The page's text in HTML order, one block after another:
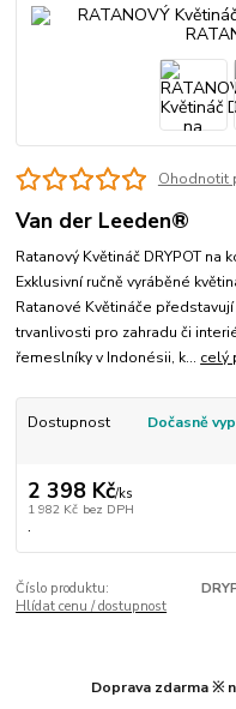
Ohodnotit
Van der Leeden®
Ratanový Květináč DRYPOT na
Exklusivní ručně vyráběné
Ratanové Květináče
trvanlivosti pro zahradu či
řemeslníky v Indonésii, k... celý
Dostupnost Dočasně
2 398 Kč/ks
1 982 Kč bez DPH
.
Číslo produktu:
Hlídat cenu / dostupnost
Doprava zdarma ※